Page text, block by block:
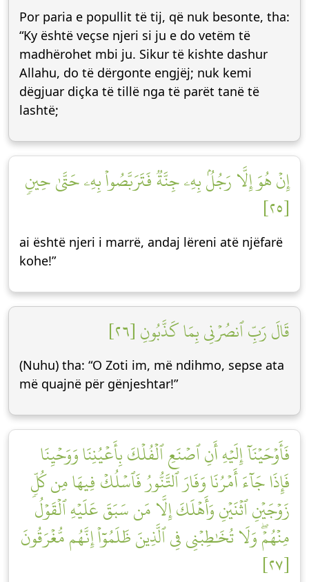
Por paria e popullit të tij, që nuk besonte, tha:
“Ky është veçse njeri si ju e do vetëm të
madhërohet mbi ju. Sikur të kishte dashur
Allahu, do të dërgonte engjëj; nuk kemi
dëgjuar diçka të tillë nga të parët tanë të
lashtë;
إِنۡ هُوَ إِلَّا رَجُلُۢ بِهِۦ جِنَّةٞ فَتَرَبَّصُواْ بِهِۦ حَتَّىٰ حِينٖ
[٢٥]
ai është njeri i marrë, andaj lëreni atë njëfarë
kohe!”
قَالَ رَبِّ ٱنصُرۡنِي بِمَا كَذَّبُونِ [٢٦]
(Nuhu) tha: “O Zoti im, më ndihmo, sepse ata
më quajnë për gënjeshtar!”
فَأَوۡحَيۡنَآ إِلَيۡهِ أَنِ ٱصۡنَعِ ٱلۡفُلۡكَ بِأَعۡيُنِنَا وَوَحۡيِنَا
فَإِذَا جَآءَ أَمۡرُنَا وَفَارَ ٱلتَّنُّورُ فَٱسۡلُكۡ فِيهَا مِن كُلّٖ
زَوۡجَيۡنِ ٱثۡنَيۡنِ وَأَهۡلَكَ إِلَّا مَن سَبَقَ عَلَيۡهِ ٱلۡقَوۡلُ
مِنۡهُمۡۖ وَلَا تُخَٰطِبۡنِي فِي ٱلَّذِينَ ظَلَمُوٓاْ إِنَّهُم مُّغۡرَقُونَ
[٢٧]